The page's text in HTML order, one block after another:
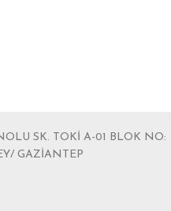
SK. TOKİ A-01 BLOK NO:
GAZİANTEP